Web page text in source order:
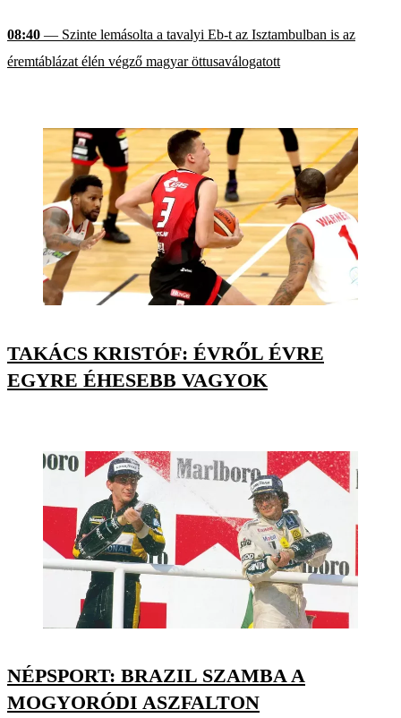
08:40 — Szinte lemásolta a tavalyi Eb-t az Isztambulban is az
éremtáblázat élén végző magyar öttusaválogatott
TAKÁCS KRISTÓF: ÉVRŐL ÉVRE
EGYRE ÉHESEBB VAGYOK
NÉPSPORT: BRAZIL SZAMBA A
MOGYORÓDI ASZFALTON